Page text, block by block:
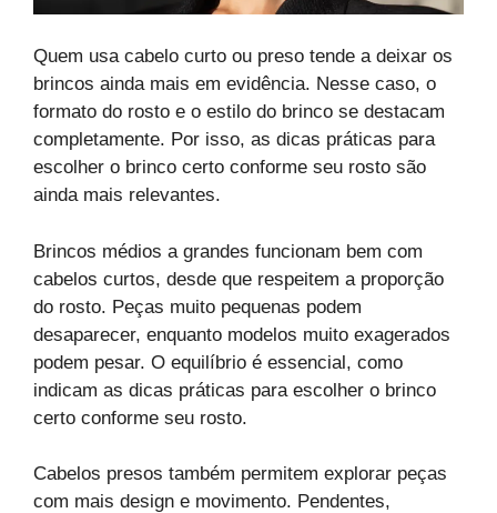
Quem usa cabelo curto ou preso tende a deixar os
brincos ainda mais em evidência. Nesse caso, o
formato do rosto e o estilo do brinco se destacam
completamente. Por isso, as dicas práticas para
escolher o brinco certo conforme seu rosto são
ainda mais relevantes.
Brincos médios a grandes funcionam bem com
cabelos curtos, desde que respeitem a proporção
do rosto. Peças muito pequenas podem
desaparecer, enquanto modelos muito exagerados
podem pesar. O equilíbrio é essencial, como
indicam as dicas práticas para escolher o brinco
certo conforme seu rosto.
Cabelos presos também permitem explorar peças
com mais design e movimento. Pendentes,